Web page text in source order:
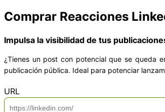
Comprar Reacciones
Impulsa la visibilidad de tus
¿Tienes un post con potencial que se queda
publicación pública. Ideal para potenciar
URL